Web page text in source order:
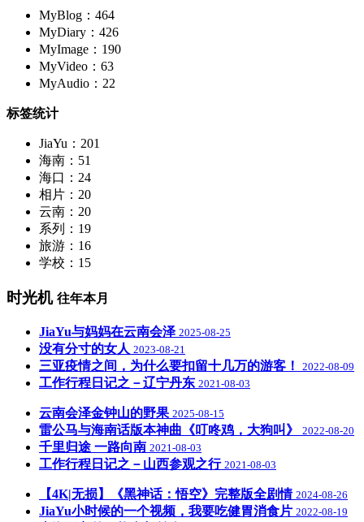
MyBlog：464
MyDiary：426
MyImage：190
MyVideo：63
MyAudio：22
标签统计
JiaYu：201
海南：51
海口：24
相片：20
云南：20
系列：19
旅游：16
学校：15
时光机 往年本月
JiaYu与妈妈在云南会泽 2025-08-25
没有分寸的女人 2023-08-21
三亚疫情之间，为什么要扣留十几万的游客！ 2022-08-09
工作行程日记之－辽宁丹东 2021-08-03
云南会泽金钟山的野果 2025-08-15
雷公马与海南话版本神曲《叮咚鸡，大狗叫》 2022-08-20
千里归途 一路向南 2021-08-03
工作行程日记之－山西参观之行 2021-08-03
【4K|无损】《黑神话：悟空》完整版全剧情 2024-08-26
JiaYu小时候的一个视频，我要吃健胃消食片 2022-08-19